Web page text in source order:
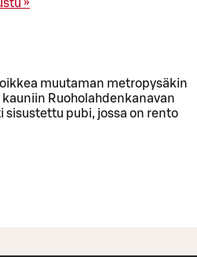
»
muutaman metropysäkin
Ruoholahdenkanavan
sisustettu pubi, jossa on rento